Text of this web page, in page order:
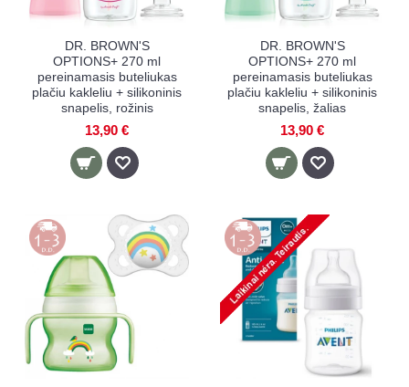
DR. BROWN'S
OPTIONS+ 270 ml
pereinamasis buteliukas
plačiu kakleliu + silikoninis
snapelis, rožinis
13,90 €
DR. BROWN'S
OPTIONS+ 270 ml
pereinamasis buteliukas
plačiu kakleliu + silikoninis
snapelis, žalias
13,90 €